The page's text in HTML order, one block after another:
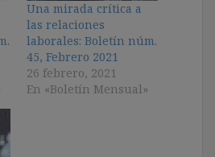
Una mirada crítica a
las relaciones
laborales: Boletín núm.
45, Febrero 2021
26 febrero, 2021
En «Boletín Mensual»